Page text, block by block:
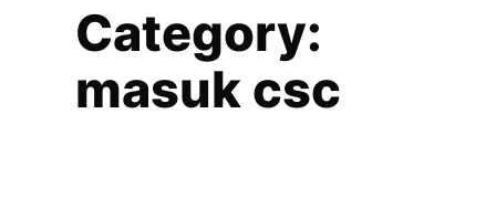
Category:
masuk csc